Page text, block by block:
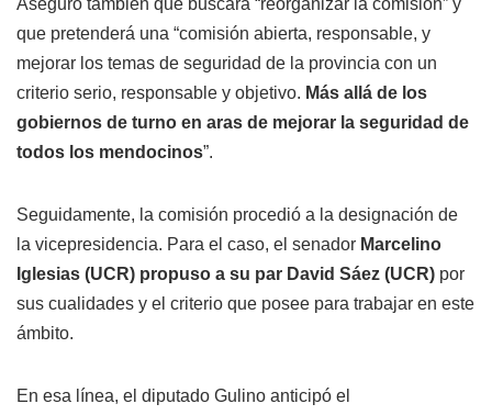
Aseguró también que buscará “reorganizar la comisión” y
que pretenderá una “comisión abierta, responsable, y
mejorar los temas de seguridad de la provincia con un
criterio serio, responsable y objetivo. Más allá de los
gobiernos de turno en aras de mejorar la seguridad de
todos los mendocinos”.
Seguidamente, la comisión procedió a la designación de
la vicepresidencia. Para el caso, el senador Marcelino
Iglesias (UCR) propuso a su par David Sáez (UCR) por
sus cualidades y el criterio que posee para trabajar en este
ámbito.
En esa línea, el diputado Gulino anticipó el